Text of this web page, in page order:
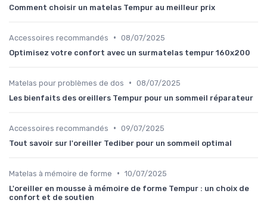
Comment choisir un matelas Tempur au meilleur prix
Accessoires recommandés • 08/07/2025
Optimisez votre confort avec un surmatelas tempur 160x200
Matelas pour problèmes de dos • 08/07/2025
Les bienfaits des oreillers Tempur pour un sommeil réparateur
Accessoires recommandés • 09/07/2025
Tout savoir sur l'oreiller Tediber pour un sommeil optimal
Matelas à mémoire de forme • 10/07/2025
L'oreiller en mousse à mémoire de forme Tempur : un choix de
confort et de soutien